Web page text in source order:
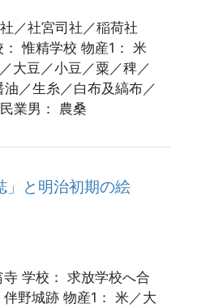
／社宮司社／稲荷社
惟精学校 物産1： 米
／大豆／小豆／粟／稗／
／生糸／白布及縞布／
業男： 農桑
」と明治初期の絵
学校： 求放学校へ合
野城跡 物産1： 米／大